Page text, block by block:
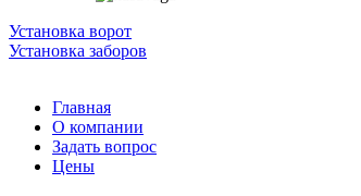
Установка ворот
Установка заборов
Главная
О компании
Задать вопрос
Цены